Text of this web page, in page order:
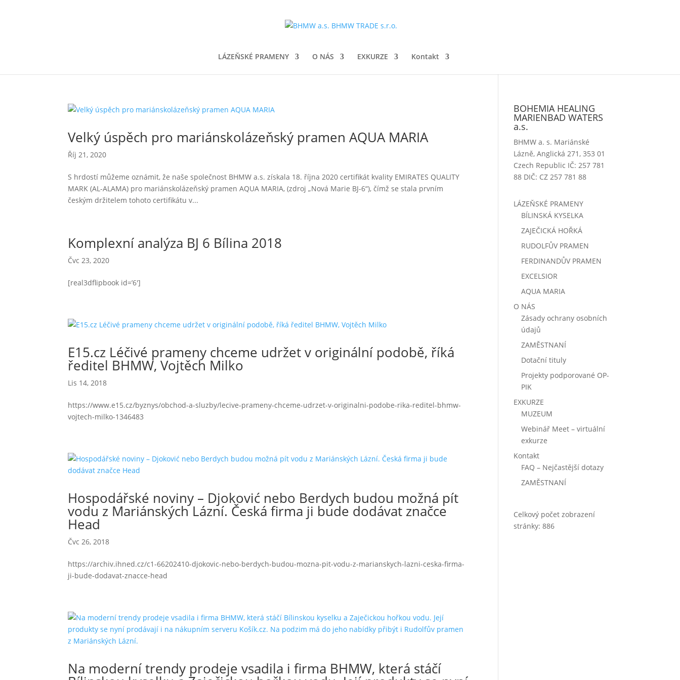
LÁZEŇSKÉ PRAMENY O NÁS EXKURZE Kontakt
Velký úspěch pro mariánskolázeňský pramen AQUA MARIA
Říj 21, 2020
S hrdostí můžeme oznámit, že naše společnost BHMW a.s. získala 18. října 2020 certifikát kvality EMIRATES QUALITY
MARK (AL-ALAMA) pro mariánskolázeňský pramen AQUA MARIA, (zdroj „Nová Marie BJ-6“), čímž se stala prvním
českým držitelem tohoto certifikátu v...
Komplexní analýza BJ 6 Bílina 2018
Čvc 23, 2020
[real3dflipbook id=’6′]
E15.cz Léčivé prameny chceme udržet v originální podobě, říká
ředitel BHMW, Vojtěch Milko
Lis 14, 2018
https://www.e15.cz/byznys/obchod-a-sluzby/lecive-prameny-chceme-udrzet-v-originalni-podobe-rika-reditel-bhmw-
vojtech-milko-1346483
Hospodářské noviny – Djoković nebo Berdych budou možná pít
vodu z Mariánských Lázní. Česká firma ji bude dodávat značce
Head
Čvc 26, 2018
https://archiv.ihned.cz/c1-66202410-djokovic-nebo-berdych-budou-mozna-pit-vodu-z-marianskych-lazni-ceska-firma-
ji-bude-dodavat-znacce-head
Na moderní trendy prodeje vsadila i firma BHMW, která stáčí
BOHEMIA HEALING
MARIENBAD WATERS
a.s.
BHMW a. s. Mariánské
Lázně, Anglická 271, 353 01
Czech Republic IČ: 257 781
88 DIČ: CZ 257 781 88
LÁZEŇSKÉ PRAMENY
BÍLINSKÁ KYSELKA
ZAJEČICKÁ HOŘKÁ
RUDOLFŮV PRAMEN
FERDINANDŮV PRAMEN
EXCELSIOR
AQUA MARIA
O NÁS
Zásady ochrany osobních
údajů
ZAMĚSTNANÍ
Dotační tituly
Projekty podporované OP-
PIK
EXKURZE
MUZEUM
Webinář Meet – virtuální
exkurze
Kontakt
FAQ – Nejčastější dotazy
ZAMĚSTNANÍ
Celkový počet zobrazení
stránky:886